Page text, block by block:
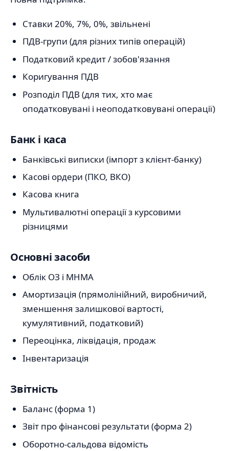
Ставки 20%, 7%, 0%, звільнені
ПДВ-групи (для різних типів операцій)
Податковий кредит / зобов'язання
Коригування ПДВ
Розподіл ПДВ (для тих, хто має
оподатковувані і неоподатковувані операції)
Банк і каса
Банківські виписки (імпорт з клієнт-банку)
Касові ордери (ПКО, ВКО)
Касова книга
Мультивалютні операції з курсовими
різницями
Основні засоби
Облік ОЗ і МНМА
Амортизація (прямолінійний, виробничий,
зменшення залишкової вартості,
кумулятивний, податковий)
Переоцінка, ліквідація, продаж
Інвентаризація
Звітність
Баланс (форма 1)
Звіт про фінансові результати (форма 2)
Оборотно-сальдова відомість